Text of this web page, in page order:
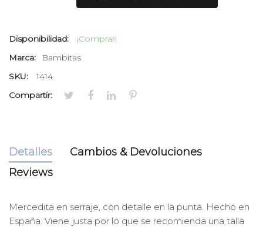
Disponibilidad:
¡Comprar!
Marca:
Bambitas
SKU:
1414
Compartir:
Detalles
Cambios & Devoluciones
Reviews
Mercedita en serraje, con detalle en la punta. Hecho en
España. Viene justa por lo que se recomienda una talla